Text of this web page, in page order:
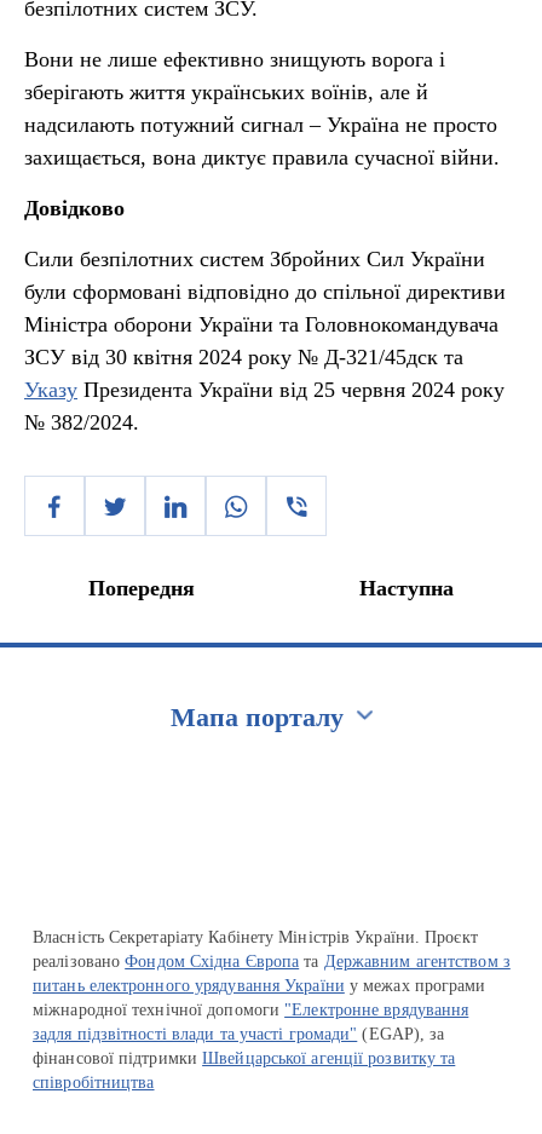
безпілотних систем ЗСУ.
Вони не лише ефективно знищують ворога і
зберігають життя українських воїнів, але й
надсилають потужний сигнал – Україна не просто
захищається, вона диктує правила сучасної війни.
Довідково
Сили безпілотних систем Збройних Сил України
були сформовані відповідно до спільної директиви
Міністра оборони України та Головнокомандувача
ЗСУ від 30 квітня 2024 року № Д-321/45дск та
Указу Президента України від 25 червня 2024 року
№ 382/2024.
Попередня Наступна
Мапа порталу
Власність Секретаріату Кабінету Міністрів України. Проєкт
реалізованоФондом Східна Європа та Державним агентством з
питань електронного урядування України у межах програми
міжнародної технічної допомоги "Електронне врядування
задля підзвітності влади та участі громади" (EGAP), за
фінансової підтримкиШвейцарської агенції розвитку та
співробітництва